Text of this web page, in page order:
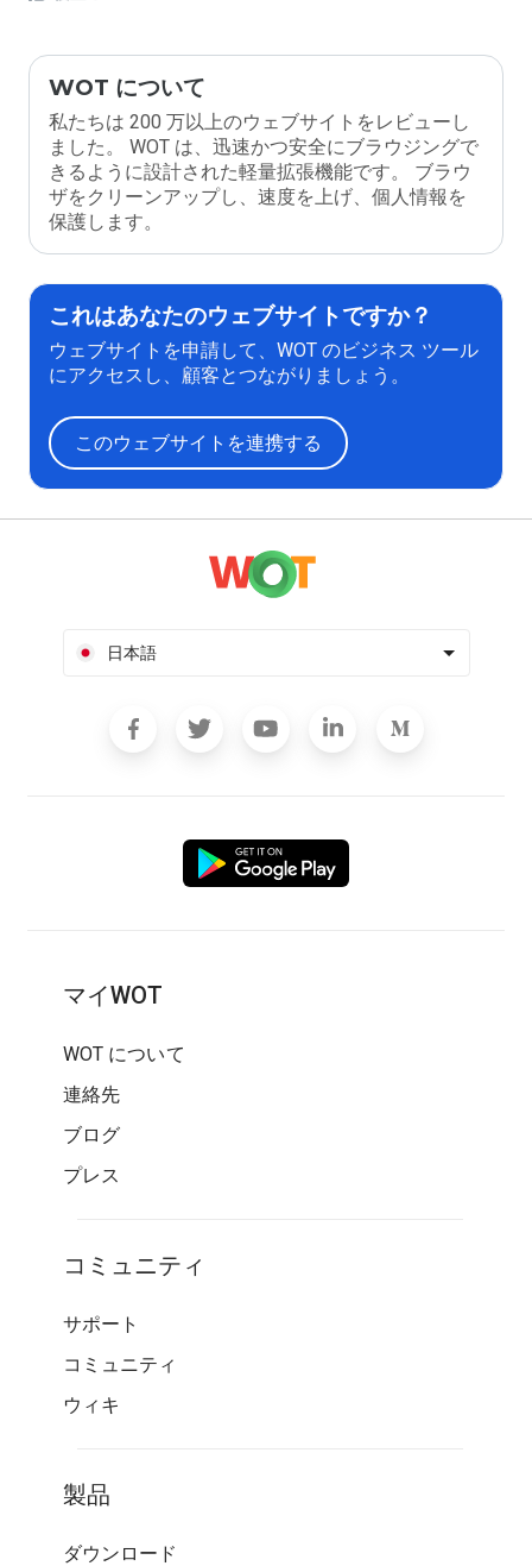
WOT について
私たちは 200 万以上のウェブサイトをレビューし
ました。 WOT は、迅速かつ安全にブラウジングで
きるように設計された軽量拡張機能です。 ブラウ
ザをクリーンアップし、速度を上げ、個人情報を
保護します。
これはあなたのウェブサイトですか？
ウェブサイトを申請して、WOT のビジネス ツール
にアクセスし、顧客とつながりましょう。
このウェブサイトを連携する
日本語
マイWOT
WOT について
連絡先
ブログ
プレス
コミュニティ
サポート
コミュニティ
ウィキ
製品
ダウンロード